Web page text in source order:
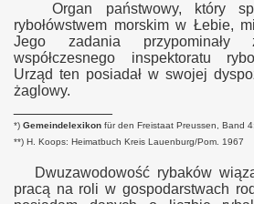
Organ państwowy, który
rybołówstwem morskim w Łebie,
Jego zadania przypominały
współczesnego inspektoratu
Urząd ten posiadał w swojej
żaglowy.
*) Gemeindelexikon für den Freistaat Preussen, Band
**) H. Koops: Heimatbuch Kreis Lauenburg/Pom. 1967
Dwuzawodowość rybaków
pracą na roli w gospodarstwach